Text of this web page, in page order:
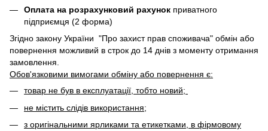
Оплата на розрахунковий рахунок приватного
підприємця (2 форма)
Згідно закону України "Про захист прав споживача" обмін або
повернення можливий в строк до 14 днів з моменту отримання
замовлення.
Обов'язковими вимогами обміну або повернення є:
товар не був в експлуатації, тобто новий;
не містить слідів використання;
з оригінальними ярликами та етикетками, в фірмовому